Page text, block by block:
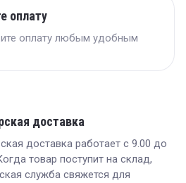
оплату
оплату любым удобным
доставка
доставка работает с 9.00 до
товар поступит на склад,
служба свяжется для